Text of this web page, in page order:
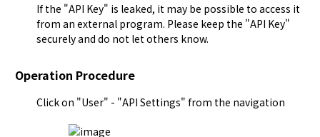
If the "API Key" is leaked, it may be possible to access it
from an external program. Please keep the "API Key"
securely and do not let others know.
Operation Procedure
Click on "User" - "API Settings" from the navigation